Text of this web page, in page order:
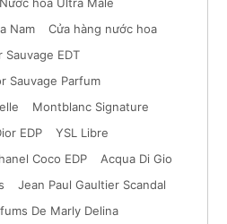
Nước hoa Ultra Male
Nam
Cửa hàng nước hoa
Sauvage EDT
Sauvage Parfum
Montblanc Signature
EDP
YSL Libre
Coco EDP
Acqua Di Gio
Jean Paul Gaultier Scandal
De Marly Delina